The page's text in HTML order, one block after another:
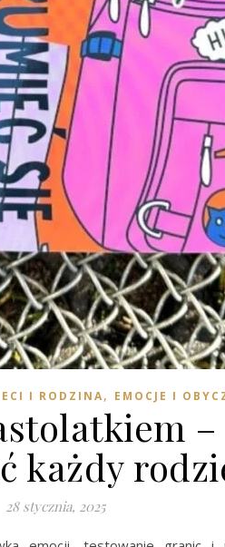
I RODZINA, EMOCJE I
każdy
28 stycznia, 2025